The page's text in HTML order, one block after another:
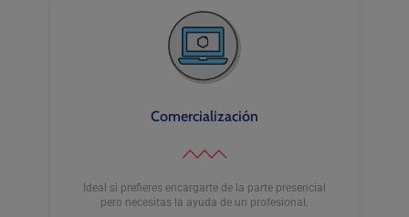
Comercialización
Ideal si prefieres encargarte de la parte presencial
pero necesitas la ayuda de un profesional.